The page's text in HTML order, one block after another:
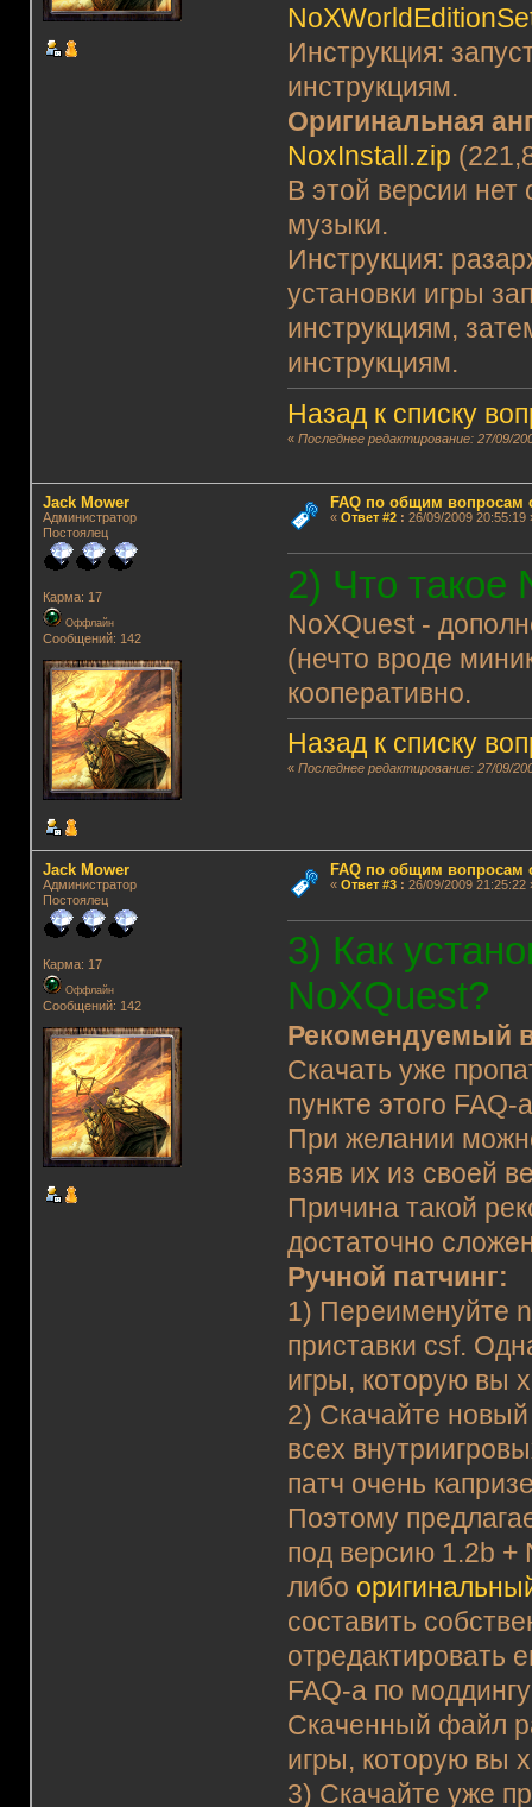
Инструкция:
инструкциям.
Оригинальная
NoxInstall.zip
В этой версии нет
музыки.
Инструкция:
установки игры
инструкциям,
инструкциям.
Назад к списку
«Последнее редактирование: 27/09/
Jack Mower
Администратор
Постоялец
Карма: 17
Оффлайн
Сообщений: 142
FAQ по общим вопросам
« Ответ #2: 26/09/2009 20:55:19
2) Что такое
NoXQuest -
(нечто вроде
кооперативно.
Назад к списку
«Последнее редактирование: 27/09/
Jack Mower
Администратор
Постоялец
Карма: 17
Оффлайн
Сообщений: 142
FAQ по общим вопросам
« Ответ #3: 26/09/2009 21:25:22
3) Как
NoXQuest?
Рекомендуемый
Скачать уже
пункте этого FAQ-
При желании
взяв их из своей
Причина такой
достаточно
Ручной патчинг:
1) Переименуйте
приставки csf.
игры, которую вы
2) Скачайте
всех
патч очень
Поэтому
под версию 1.2b +
либо
составить
отредактировать
FAQ-а по
Скаченный файл
игры, которую вы
3) Скачайте уже